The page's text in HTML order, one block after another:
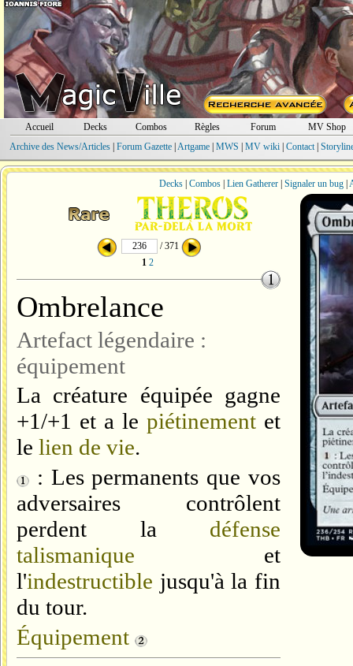
Accueil Decks Combos Règles Forum
MV Shop
Archive des News/Articles| Forum Gazette| Artgame| MWS MV wiki| Contact|
Decks Combos Lien Gatherer Signaler un bug
/ 371
1 2
Ombrelance
Artefact légendaire :
équipement
La créature équipée gagne
+1/+1 et a le piétinement et
le lien de vie.
: Les permanents que vos
adversaires contrôlent
perdent la défense
talismanique et
l'indestructible jusqu'à la fin
du tour.
Équipement